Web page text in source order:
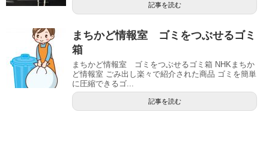
記事を読む
まちかど情報室 ゴミをつぶせるゴミ
箱
まちかど情報室 ゴミをつぶせるゴミ箱 NHKまちか
ど情報室 ごみ出し楽々で紹介された商品 ゴミを簡単
に圧縮できるゴ...
記事を読む